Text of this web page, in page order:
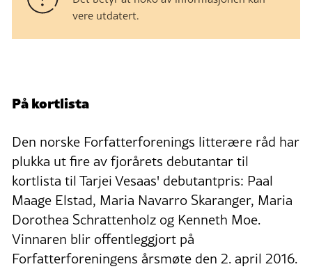
vere utdatert.
På kortlista
Den norske Forfatterforenings litterære råd har
plukka ut fire av fjorårets debutantar til
kortlista til Tarjei Vesaas' debutantpris: Paal
Maage Elstad, Maria Navarro Skaranger, Maria
Dorothea Schrattenholz og Kenneth Moe.
Vinnaren blir offentleggjort på
Forfatterforeningens årsmøte den 2. april 2016.